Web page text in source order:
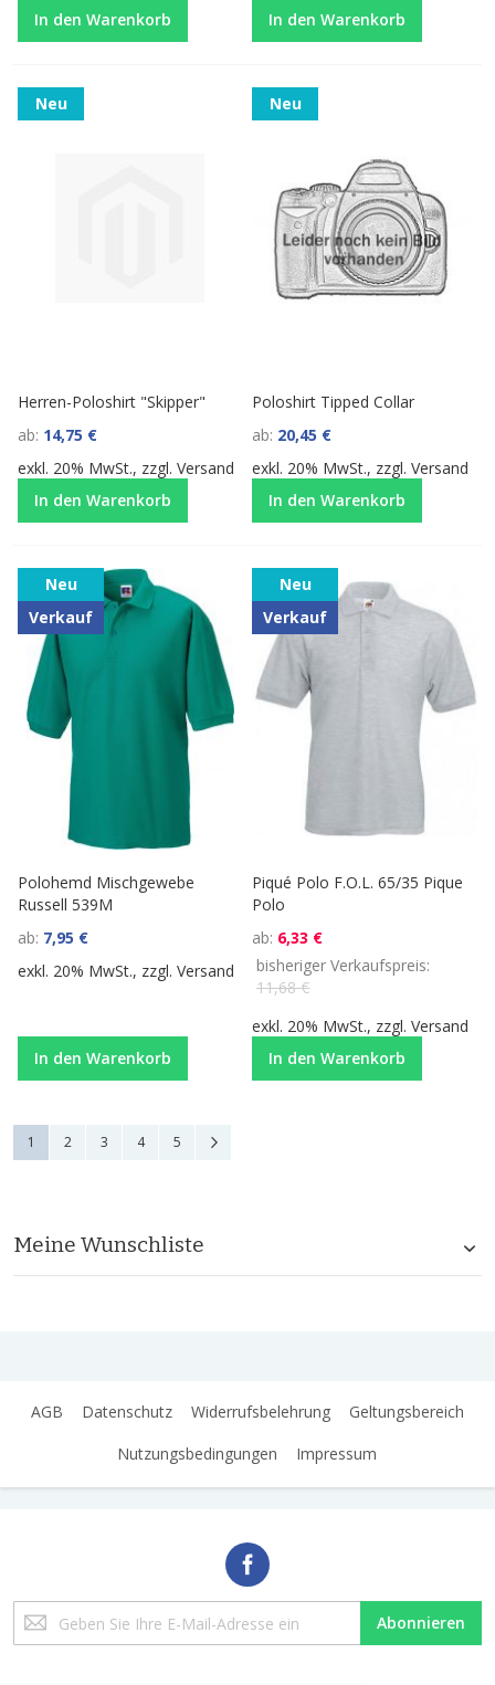
In den Warenkorb
In den Warenkorb
Neu
Herren-Poloshirt "Skipper"
ab 14,75 €
exkl. 20% MwSt., zzgl.Versand
In den Warenkorb
Neu
Poloshirt Tipped Collar
ab 20,45 €
exkl. 20% MwSt., zzgl.Versand
In den Warenkorb
Neu
Verkauf
Polohemd Mischgewebe
Russell 539M
ab 7,95 €
exkl. 20% MwSt., zzgl.Versand
In den Warenkorb
Neu
Verkauf
Piqué Polo F.O.L. 65/35 Pique
Polo
ab 6,33 €
bisheriger Verkaufspreis
11,68 €
exkl. 20% MwSt., zzgl.Versand
In den Warenkorb
Seite
Sie lesen gerade die Seite
1 Seite
2 Seite
3 Seite
4 Seite
5
Meine Wunschliste
AGB Datenschutz Widerrufsbelehrung
Geltungsbereich
Nutzungsbedingungen
Impressum
Melden
Sie
Abonnieren